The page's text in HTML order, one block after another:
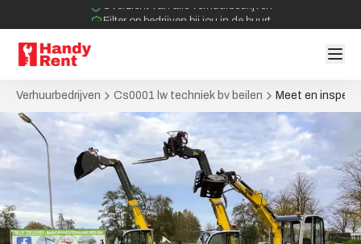
Filter op bedrijven bij jou in de buurt
Geen tussenpartijen bij verhuurovereenkomst
Verhuurbedrijven Cs0001 lw techniek bv beilen Meet en